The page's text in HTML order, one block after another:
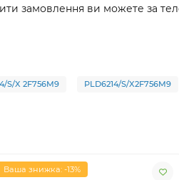
замовлення ви можете за
S/X 2F756M9 PLD6214/S/X2F756M9
Ваша знижка: -13%